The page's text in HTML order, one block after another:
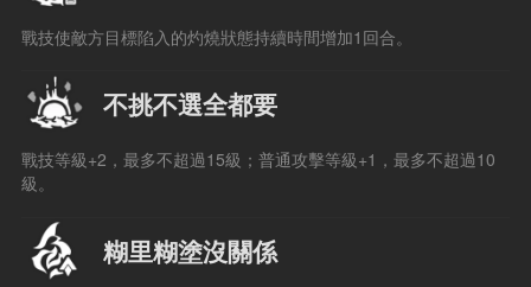
戰技使敵方目標陷入的灼燒狀態持續時間增加1回合。
不挑不選全都要
戰技等級+2，最多不超過15級；普通攻擊等級+1，最多不超過10
級。
糊里糊塗沒關係